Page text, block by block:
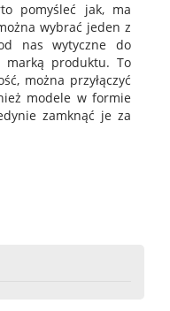
pomyśleć jak, ma
wybrać jeden z
nas wytyczne do
marką produktu. To
można przyłączyć
modele w formie
zamknąć je za